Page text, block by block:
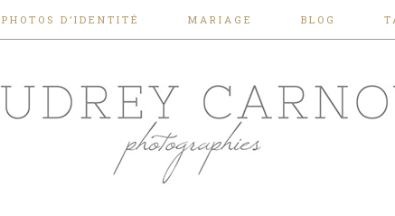
PHOTOS D’IDENTITÉ MARIAGE BLOG